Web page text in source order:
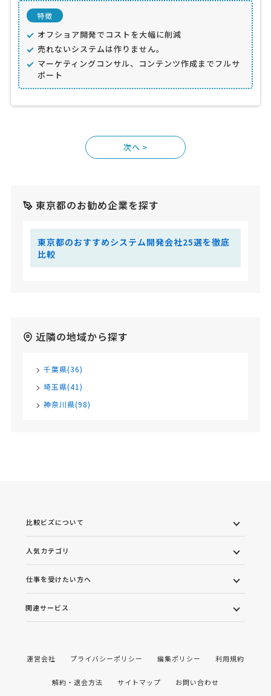
特徴
オフショア開発でコストを大幅に削減
売れないシステムは作りません。
マーケティングコンサル、コンテンツ作成までフルサ
ポート
>
東京都のお勧め企業を探す
東京都のおすすめシステム開発会社25選を徹底
比較
近隣の地域から探す
千葉県(36)
埼玉県(41)
神奈川県(98)
比較ビズについて
人気カテゴリ
仕事を受けたい方へ
関連サービス
運営会社 プライバシーポリシー 編集ポリシー 利用規約
解約・退会方法 サイトマップ お問い合わせ